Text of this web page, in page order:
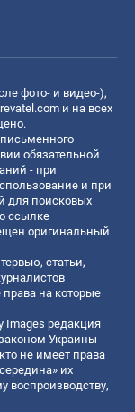
фото- и видео-),
и на всех
обязательной
- при
и при
для поисковых
ссылке
оригинальный
статьи,
на которые
Images редакция
Украины
не имеет права
их
воспроизводству,